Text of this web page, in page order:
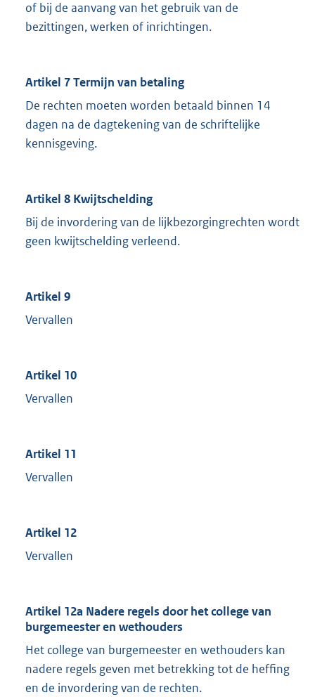
of bij de aanvang van het gebruik van de
bezittingen, werken of inrichtingen.
Artikel 7 Termijn van betaling
De rechten moeten worden betaald binnen 14
dagen na de dagtekening van de schriftelijke
kennisgeving.
Artikel 8 Kwijtschelding
Bij de invordering van de lijkbezorgingrechten wordt
geen kwijtschelding verleend.
Artikel 9
Vervallen
Artikel 10
Vervallen
Artikel 11
Vervallen
Artikel 12
Vervallen
Artikel 12a Nadere regels door het college van
burgemeester en wethouders
Het college van burgemeester en wethouders kan
nadere regels geven met betrekking tot de heffing
en de invordering van de rechten.